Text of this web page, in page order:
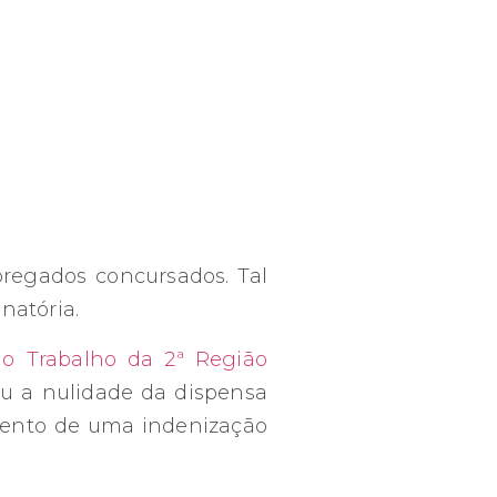
concursados. Tal
Trabalho da 2ª Região
a nulidade da dispensa
de uma indenização